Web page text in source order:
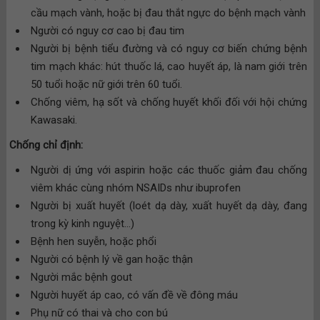
cầu mạch vành, hoặc bị đau thắt ngực do bệnh mạch vành
Người có nguy cơ cao bị đau tim
Người bị bệnh tiểu đường và có nguy cơ biến chứng bệnh
tim mạch khác: hút thuốc lá, cao huyết áp, là nam giới trên
50 tuổi hoặc nữ giới trên 60 tuổi.
Chống viêm, hạ sốt và chống huyết khối đối với hội chứng
Kawasaki.
Chống chỉ định:
Người dị ứng với aspirin hoặc các thuốc giảm đau chống
viêm khác cùng nhóm NSAIDs như ibuprofen
Người bị xuất huyết (loét dạ dày, xuất huyết dạ dày, đang
trong kỳ kinh nguyệt…)
Bệnh hen suyễn, hoặc phổi
Người có bệnh lý về gan hoặc thận
Người mắc bệnh gout
Người huyết áp cao, có vấn đề về đông máu
Phụ nữ có thai và cho con bú